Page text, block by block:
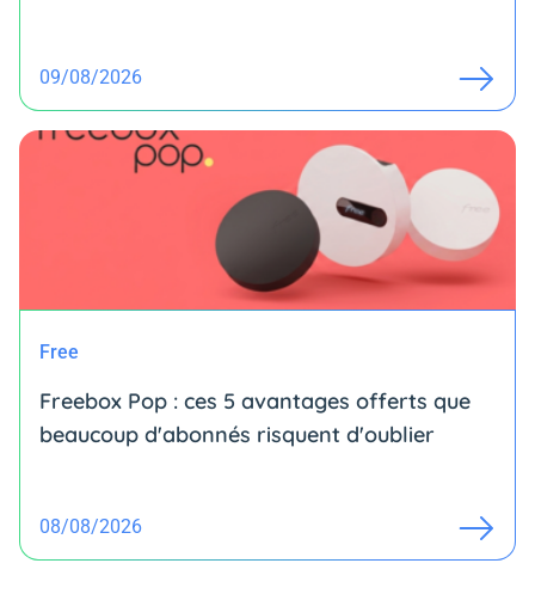
09/08/2026
Free
Freebox Pop : ces 5 avantages offerts que
beaucoup d'abonnés risquent d'oublier
08/08/2026